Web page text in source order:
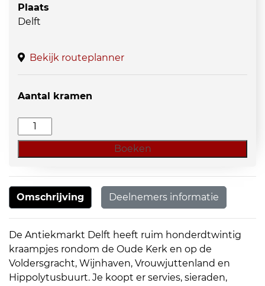
Plaats
Delft
Bekijk routeplanner
Aantal kramen
Curiosa
Delft
Boeken
Omschrijving Deelnemers informatie
De Antiekmarkt Delft heeft ruim honderdtwintig
kraampjes rondom de Oude Kerk en op de
Voldersgracht, Wijnhaven, Vrouwjuttenland en
Hippolytusbuurt. Je koopt er servies, sieraden,